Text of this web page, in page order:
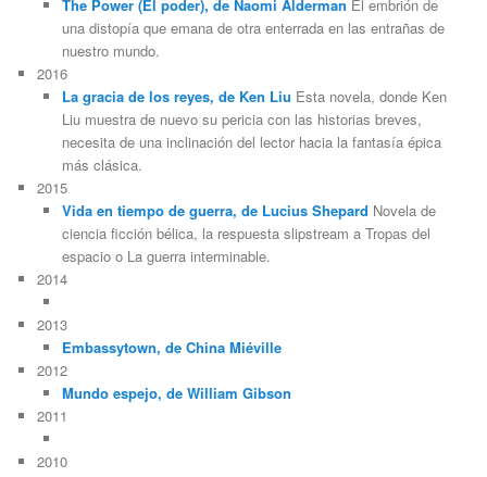
The Power (El poder), de Naomi Alderman El embrión de
una distopía que emana de otra enterrada en las entrañas de
nuestro mundo.
2016
La gracia de los reyes, de Ken Liu Esta novela, donde Ken
Liu muestra de nuevo su pericia con las historias breves,
necesita de una inclinación del lector hacia la fantasía épica
más clásica.
2015
Vida en tiempo de guerra, de Lucius Shepard Novela de
ciencia ficción bélica, la respuesta slipstream a Tropas del
espacio o La guerra interminable.
2014
2013
Embassytown, de China Miéville
2012
Mundo espejo, de William Gibson
2011
2010